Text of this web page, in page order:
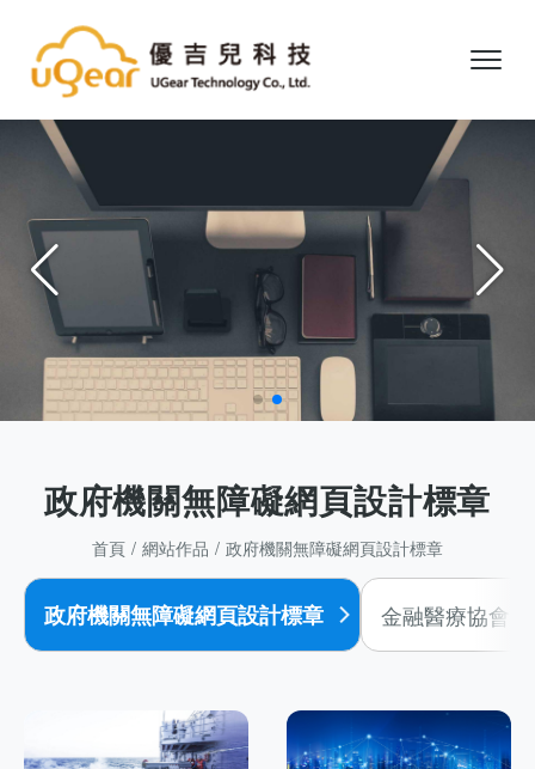
政府機關無障礙網頁設計標章
首頁 網站作品 政府機關無障礙網頁設計標章
政府機關無障礙網頁設計標章 金融醫療協會